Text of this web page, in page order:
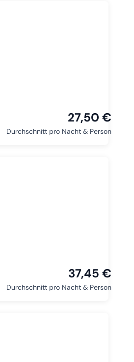
27,50 €
Durchschnitt pro Nacht & Person
37,45 €
Durchschnitt pro Nacht & Person